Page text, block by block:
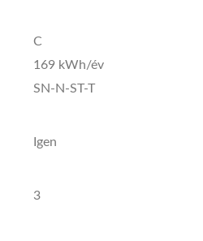
C
169 kWh/év
SN-N-ST-T
Igen
3